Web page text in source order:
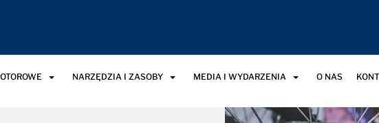
NARZĘDZIA I ZASOBY MEDIA I WYDARZENIA O NAS